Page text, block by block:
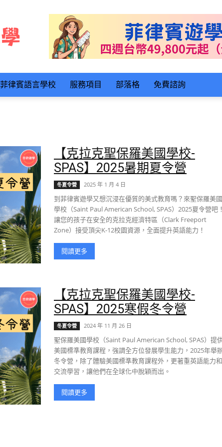
菲律賓語言學校 服務項目 部落格 免費諮詢
【克拉克聖保羅美國學校-
SPAS】2025暑期夏令營
冬夏令營 2025 年 1 月 4 日
到菲律賓遊學又想沉浸在優質的美式教育嗎？來聖保羅美國
學校（Saint Paul American School, SPAS）2025夏令營吧！
讓您的孩子在安全的克拉克經濟特區（Clark Freeport
Zone）接受頂尖K-12校園資源，全面提升英語能力！
閱讀更多
【克拉克聖保羅美國學校-
SPAS】2025寒假冬令營
冬夏令營 2024 年 11 月 26 日
聖保羅美國學校（Saint Paul American School, SPAS）提
美國標準教育課程，強調全方位發展學生能力，2025年舉
冬令營，除了體驗美國標準教育課程外，更著重英語能力和
交流學習，讓他們在全球化中脫穎而出。
閱讀更多